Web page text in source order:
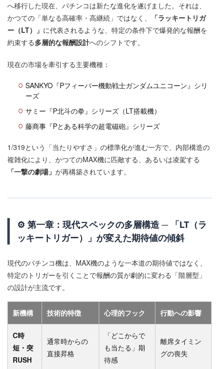
へ移行した現在、パチンコは新たな進化を遂げました。それは、
かつての「単なる高確率・高継続」ではなく、
「ラッキートリガ
ー（LT）」 に代表されるような、特定の条件下で爆発的な報酬を
約束する多層的な報酬設計へのシフトです。
現在の市場を牽引する主要機種：
SANKYO『Pフィーバー機動戦士ガンダムユニコーン』シリ
ーズ
サミー『P北斗の拳』シリーズ（LT搭載機）
藤商事『Pとある科学の超電磁砲』シリーズ
1/319という「当たりやすさ」の標準化が進む一方で、内部構造の
複雑化により、かつてのMAX機に匹敵する、あるいは凌駕する
「一撃の劇場」 が再構築されています。
⚙️ 第一章：現代スペックの多層構造 ─ 「LT（ラ
ッキートリガー）」が変えた期待値の傾斜
現代のパチンコ機は、MAX機のような一本道の期待値ではなく、
特定のトリガーを引くことで報酬の質が劇的に変わる「階層型」
の設計が主流です。
新機構 技術的特徴 心理的フック 行動への影響
C時
短・突
RUSH
通常時からの
直接昇格
「どこからで
も当たる」期
待感
離席タイミン
グの喪失